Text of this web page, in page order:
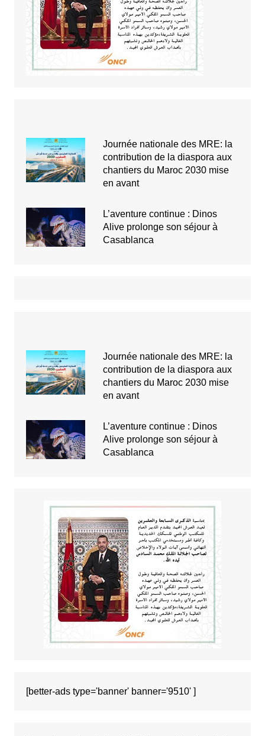
Journée nationale des MRE: la
contribution de la diaspora aux
chantiers du Maroc 2030 mise
en avant
L’aventure continue : Dinos
Alive prolonge son séjour à
Casablanca
Journée nationale des MRE: la
contribution de la diaspora aux
chantiers du Maroc 2030 mise
en avant
L’aventure continue : Dinos
Alive prolonge son séjour à
Casablanca
[better-ads type='banner' banner='9510' ]